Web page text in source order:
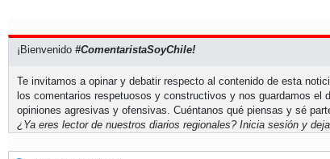
¡Bienvenido #ComentaristaSoyChile!
Te invitamos a opinar y debatir respecto al contenido de esta
los comentarios respetuosos y constructivos y nos guardamos el
opiniones agresivas y ofensivas. Cuéntanos qué piensas y sé
¿Ya eres lector de nuestros diarios regionales? Inicia sesión y